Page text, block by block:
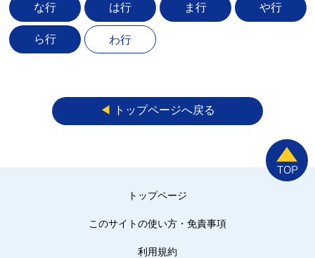
な行 は行 ま行 や行
ら行 わ行
◀︎ トップページへ戻る
トップページ
このサイトの使い方・免責事項
利用規約